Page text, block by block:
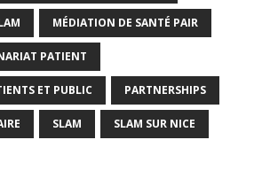
MÉDIATION DE SANTÉ PAIR
PATIENT
ET PUBLIC PARTNERSHIPS
SLAM SLAM SUR NICE